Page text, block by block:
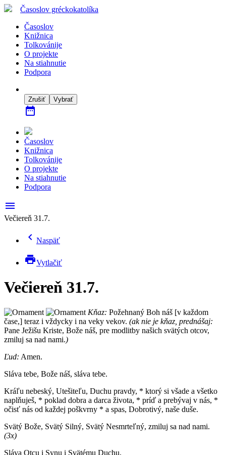
Časoslov gréckokatolíka
Časoslov
Knižnica
Tolkovánije
O projekte
Na stiahnutie
Podpora
Zrušiť Vybrať
date_range
Časoslov
Knižnica
Tolkovánije
O projekte
Na stiahnutie
Podpora
menu
Večiereň 31.7.
chevron_left Naspäť
printVytlačiť
Večiereň 31.7.
Kňaz: Požehnaný Boh náš [v každom
čase,] teraz i vždycky i na veky vekov. (ak nie je kňaz, prednášaj:
Pane Ježišu Kriste, Bože náš, pre modlitby našich svätých otcov,
zmiluj sa nad nami.)
Ľud: Amen.
Sláva tebe, Bože náš, sláva tebe.
Kráľu nebeský, Utešiteľu, Duchu pravdy, * ktorý si všade a všetko
naplňuješ, * poklad dobra a darca života, * príď a prebývaj v nás, *
očisť nás od každej poškvrny * a spas, Dobrotivý, naše duše.
Svätý Bože, Svätý Silný, Svätý Nesmrteľný, zmiluj sa nad nami.
(3x)
Sláva Otcu i Synu i Svätému Duchu.